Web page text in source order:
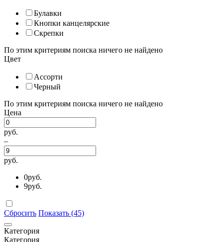
Булавки
Кнопки канцелярские
Скрепки
По этим критериям поиска ничего не найдено
Цвет
Ассорти
Черный
По этим критериям поиска ничего не найдено
Цена
руб.
–
руб.
0руб.
9руб.
Сбросить Показать (45)
Категория
Категория